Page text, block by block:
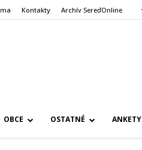
Kontakty Archív SereďOnline
OBCE OSTATNÉ ANKETY